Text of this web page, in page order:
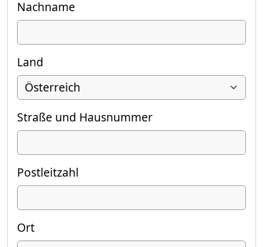
Nachname
Land
Straße und Hausnummer
Postleitzahl
Ort